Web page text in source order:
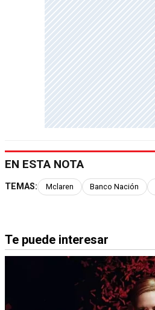
EN ESTA NOTA
TEMAS: Mclaren Banco Nación